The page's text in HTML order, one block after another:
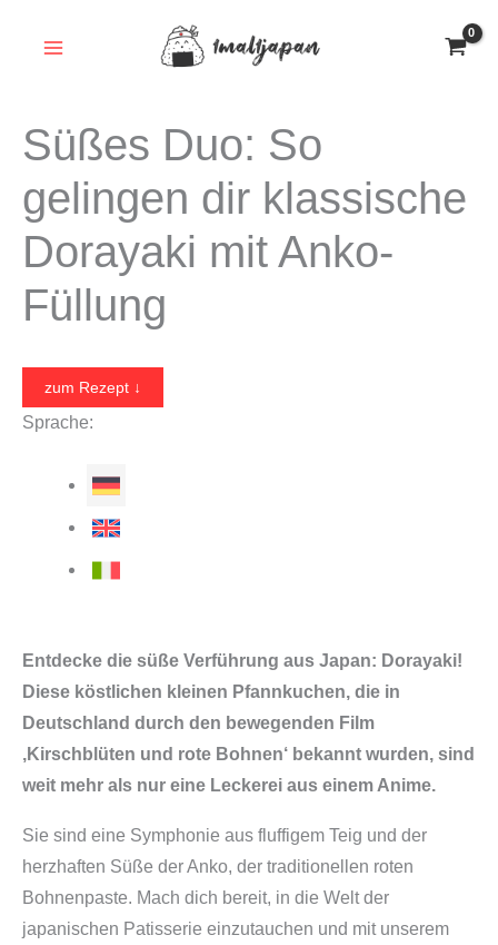
Süßes Duo: So
gelingen dir klassische
Dorayaki mit Anko-
Füllung
zum Rezept ↓
Sprache:
Entdecke die süße Verführung aus Japan: Dorayaki!
Diese köstlichen kleinen Pfannkuchen, die in
Deutschland durch den bewegenden Film
‚Kirschblüten und rote Bohnen‘ bekannt wurden, sind
weit mehr als nur eine Leckerei aus einem Anime.
Sie sind eine Symphonie aus fluffigem Teig und der
herzhaften Süße der Anko, der traditionellen roten
Bohnenpaste. Mach dich bereit, in die Welt der
japanischen Patisserie einzutauchen und mit unserem